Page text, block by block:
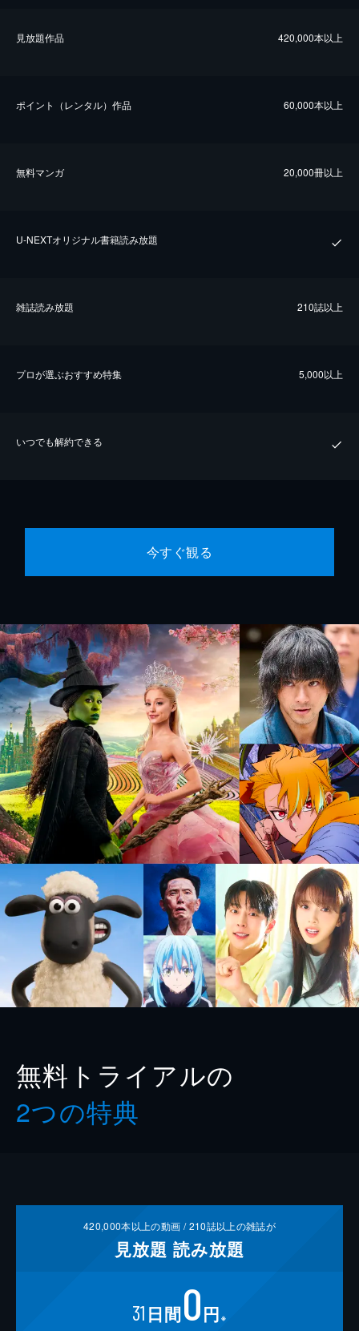
⾒放題作品 420,000本以上
ポイント（レンタル）作品 60,000本以上
無料マンガ 20,000冊以上
U-NEXTオリジナル書籍読み放題
雑誌読み放題 210誌以上
プロが選ぶおすすめ特集 5,000以上
いつでも解約できる
今すぐ観る
無料トライアルの
2つの特典
420,000本以上の動画 /210誌以上の雑誌が
見放題 読み放題
31 日間0円 ※